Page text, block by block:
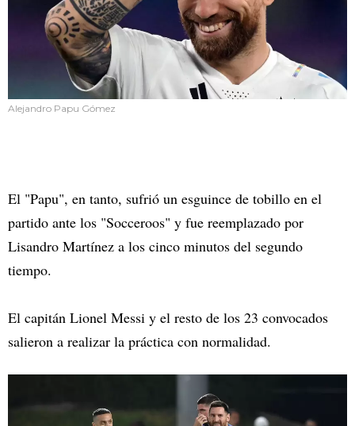
Alejandro Papu Gómez
El "Papu", en tanto, sufrió un esguince de tobillo en el
partido ante los "Socceroos" y fue reemplazado por
Lisandro Martínez a los cinco minutos del segundo
tiempo.
El capitán Lionel Messi y el resto de los 23 convocados
salieron a realizar la práctica con normalidad.